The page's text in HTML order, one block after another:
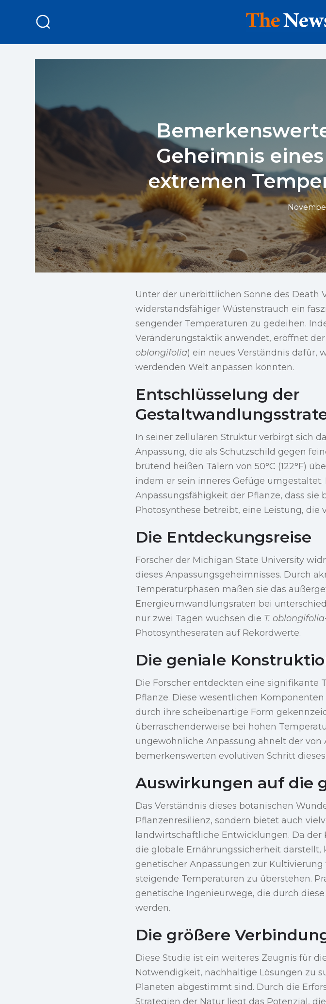
Geheimnis
extremen
Unter der unerbittlichen Sonne des Death
widerstandsfähiger Wüstenstrauch ein
sengender Temperaturen zu gedeihen.
Veränderungstaktik anwendet, eröffnet
oblongifolia) ein neues Verständnis dafür,
werdenden Welt anpassen könnten.
Entschlüsselung der
In seiner zellulären Struktur verbirgt sich
Anpassung, die als Schutzschild gegen
brütend heißen Tälern von 50°C (122°F)
indem er sein inneres Gefüge umgestaltet.
Anpassungsfähigkeit der Pflanze, dass sie
Photosynthese betreibt, eine Leistung,
Die Entdeckungsreise
Forscher der Michigan State University
dieses Anpassungsgeheimnisses. Durch
Temperaturphasen maßen sie das
Energieumwandlungsraten bei
nur zwei Tagen wuchsen die T. oblongifolia
Photosyntheseraten auf Rekordwerte.
Die geniale
Die Forscher entdeckten eine signifikante
Pflanze. Diese wesentlichen
durch ihre scheibenartige Form
überraschenderweise bei hohen
ungewöhnliche Anpassung ähnelt der von
bemerkenswerten evolutiven Schritt
Auswirkungen auf die
Das Verständnis dieses botanischen
Pflanzenresilienz, sondern bietet auch
landwirtschaftliche Entwicklungen. Da
die globale Ernährungssicherheit
genetischer Anpassungen zur
steigende Temperaturen zu überstehen.
genetische Ingenieurwege, die durch
werden.
Die größere
Diese Studie ist ein weiteres Zeugnis für
Notwendigkeit, nachhaltige Lösungen zu
Planeten abgestimmt sind. Durch die
Strategien der Natur liegt das Potenzial,